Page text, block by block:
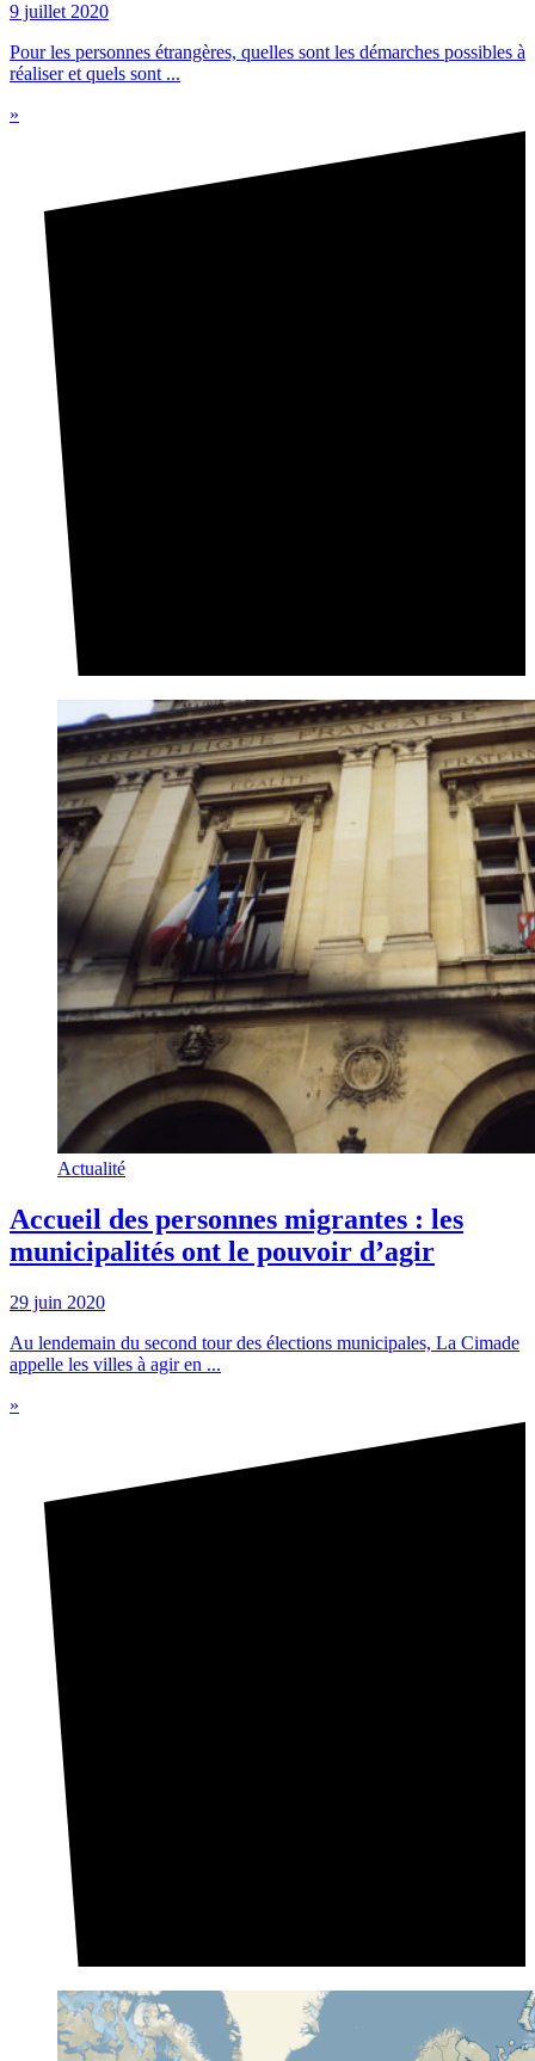
9 juillet 2020
Pour les personnes étrangères, quelles sont les démarches possibles à
réaliser et quels sont ...
»
Actualité
Accueil des personnes migrantes : les
municipalités ont le pouvoir d’agir
29 juin 2020
Au lendemain du second tour des élections municipales, La Cimade
appelle les villes à agir en ...
»